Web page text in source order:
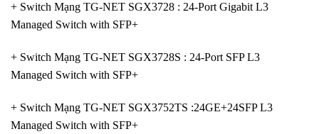
+ Switch Mạng TG-NET SGX3728 : 24-Port Gigabit L3
Managed Switch with SFP+
+ Switch Mạng TG-NET SGX3728S : 24-Port SFP L3
Managed Switch with SFP+
+ Switch Mạng TG-NET SGX3752TS :24GE+24SFP L3
Managed Switch with SFP+